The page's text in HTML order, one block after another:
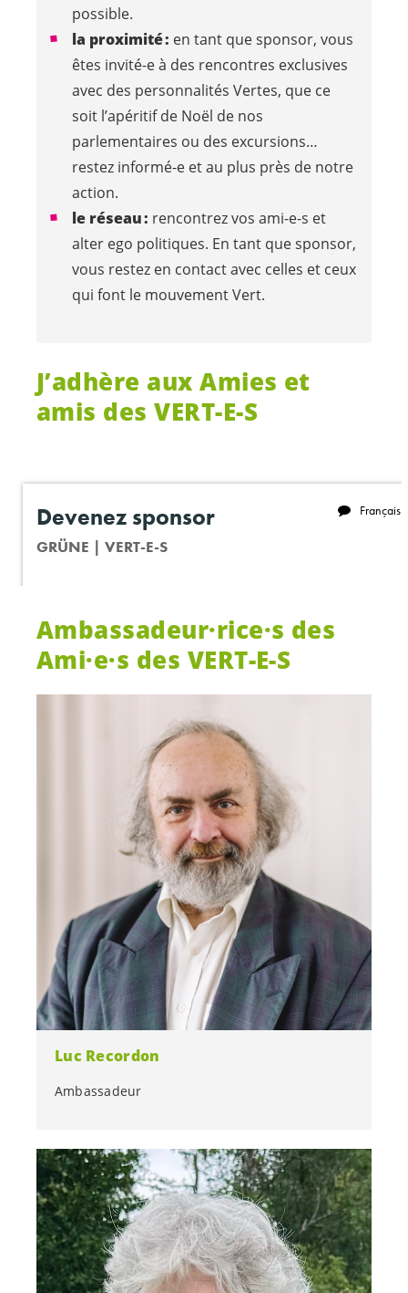
possible.
la proximité : en tant que sponsor, vous
êtes invité-eà des rencontres exclusives
avec des personnalités Vertes, que ce
soit l’apéritif de Noël de nos
parlementaires ou des excursions…
restez informé-e et au plus près de notre
action.
le réseau : rencontrez vosami-e-s et
alter ego politiques. En tant que sponsor,
vous restez en contact avec celles et ceux
qui font le mouvement Vert.
J’adhère aux Amies et
amis desVERT-E-S
Ambassadeur·rice·s des
Ami·e·s des VERT-E-S
Luc Recordon
Ambassadeur